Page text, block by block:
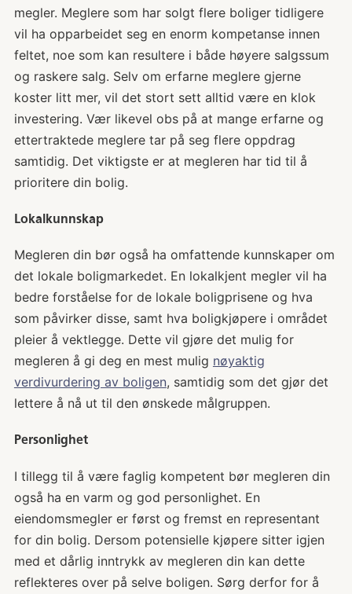
megler. Meglere som har solgt flere boliger tidligere
vil ha opparbeidet seg en enorm kompetanse innen
feltet, noe som kan resultere i både høyere salgssum
og raskere salg. Selv om erfarne meglere gjerne
koster litt mer, vil det stort sett alltid være en klok
investering. Vær likevel obs på at mange erfarne og
ettertraktede meglere tar på seg flere oppdrag
samtidig. Det viktigste er at megleren har tid til å
prioritere din bolig.
Lokalkunnskap
Megleren din bør også ha omfattende kunnskaper om
det lokale boligmarkedet. En lokalkjent megler vil ha
bedre forståelse for de lokale boligprisene og hva
som påvirker disse, samt hva boligkjøpere i området
pleier å vektlegge. Dette vil gjøre det mulig for
megleren å gi deg en mest mulig nøyaktig
verdivurdering av boligen, samtidig som det gjør det
lettere å nå ut til den ønskede målgruppen.
Personlighet
I tillegg til å være faglig kompetent bør megleren din
også ha en varm og god personlighet. En
eiendomsmegler er først og fremst en representant
for din bolig. Dersom potensielle kjøpere sitter igjen
med et dårlig inntrykk av megleren din kan dette
reflekteres over på selve boligen. Sørg derfor for å